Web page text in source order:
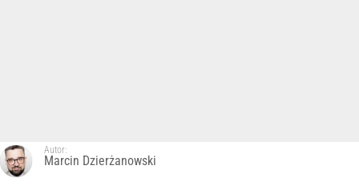
Autor:
Marcin Dzierżanowski